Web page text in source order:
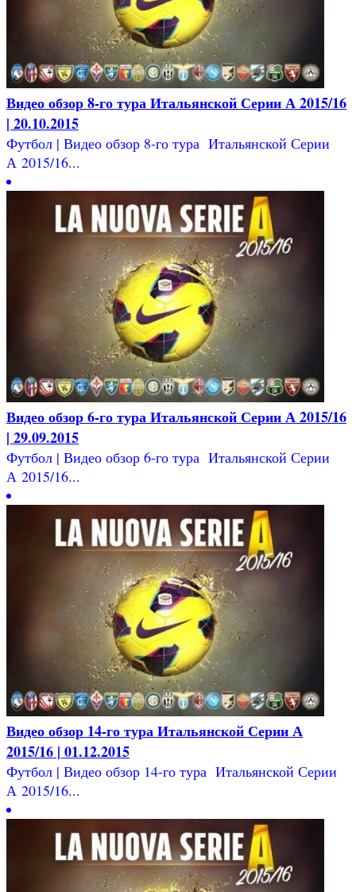
Видео обзор 8-го тура Итальянской Серии А 2015/16
| 20.10.2015
Футбол | Видео обзор 8-го тура Итальянской Серии
А 2015/16...
Видео обзор 6-го тура Итальянской Серии А 2015/16
| 29.09.2015
Футбол | Видео обзор 6-го тура Итальянской Серии
А 2015/16...
Видео обзор 14-го тура Итальянской Серии А
2015/16 | 01.12.2015
Футбол | Видео обзор 14-го тура Итальянской Серии
А 2015/16...